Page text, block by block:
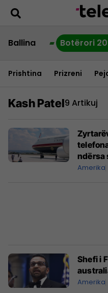
Ballina Botërori
Prishtina Prizreni
Kash Patel9 Artikuj
ndërsa
Amerika
Shefi i
Amerika